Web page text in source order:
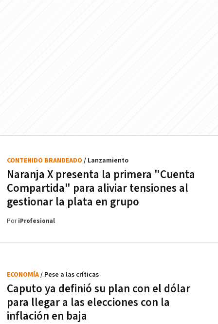
Naranja X presenta la primera "Cuenta
Compartida" para aliviar tensiones al
gestionar la plata en grupo
CONTENIDO BRANDEADO / Lanzamiento
PoriProfesional
Caputo ya definió su plan con el dólar
para llegar a las elecciones con la
inflación en baja
ECONOMÍA/ Pese a las críticas